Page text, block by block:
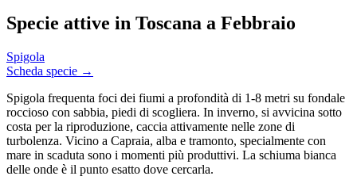
Specie attive in Toscana a Febbraio
Spigola
Scheda specie →
Spigola frequenta foci dei fiumi a profondità di 1-8 metri su fondale
roccioso con sabbia, piedi di scogliera. In inverno, si avvicina sotto
costa per la riproduzione, caccia attivamente nelle zone di
turbolenza. Vicino a Capraia, alba e tramonto, specialmente con
mare in scaduta sono i momenti più produttivi. La schiuma bianca
delle onde è il punto esatto dove cercarla.